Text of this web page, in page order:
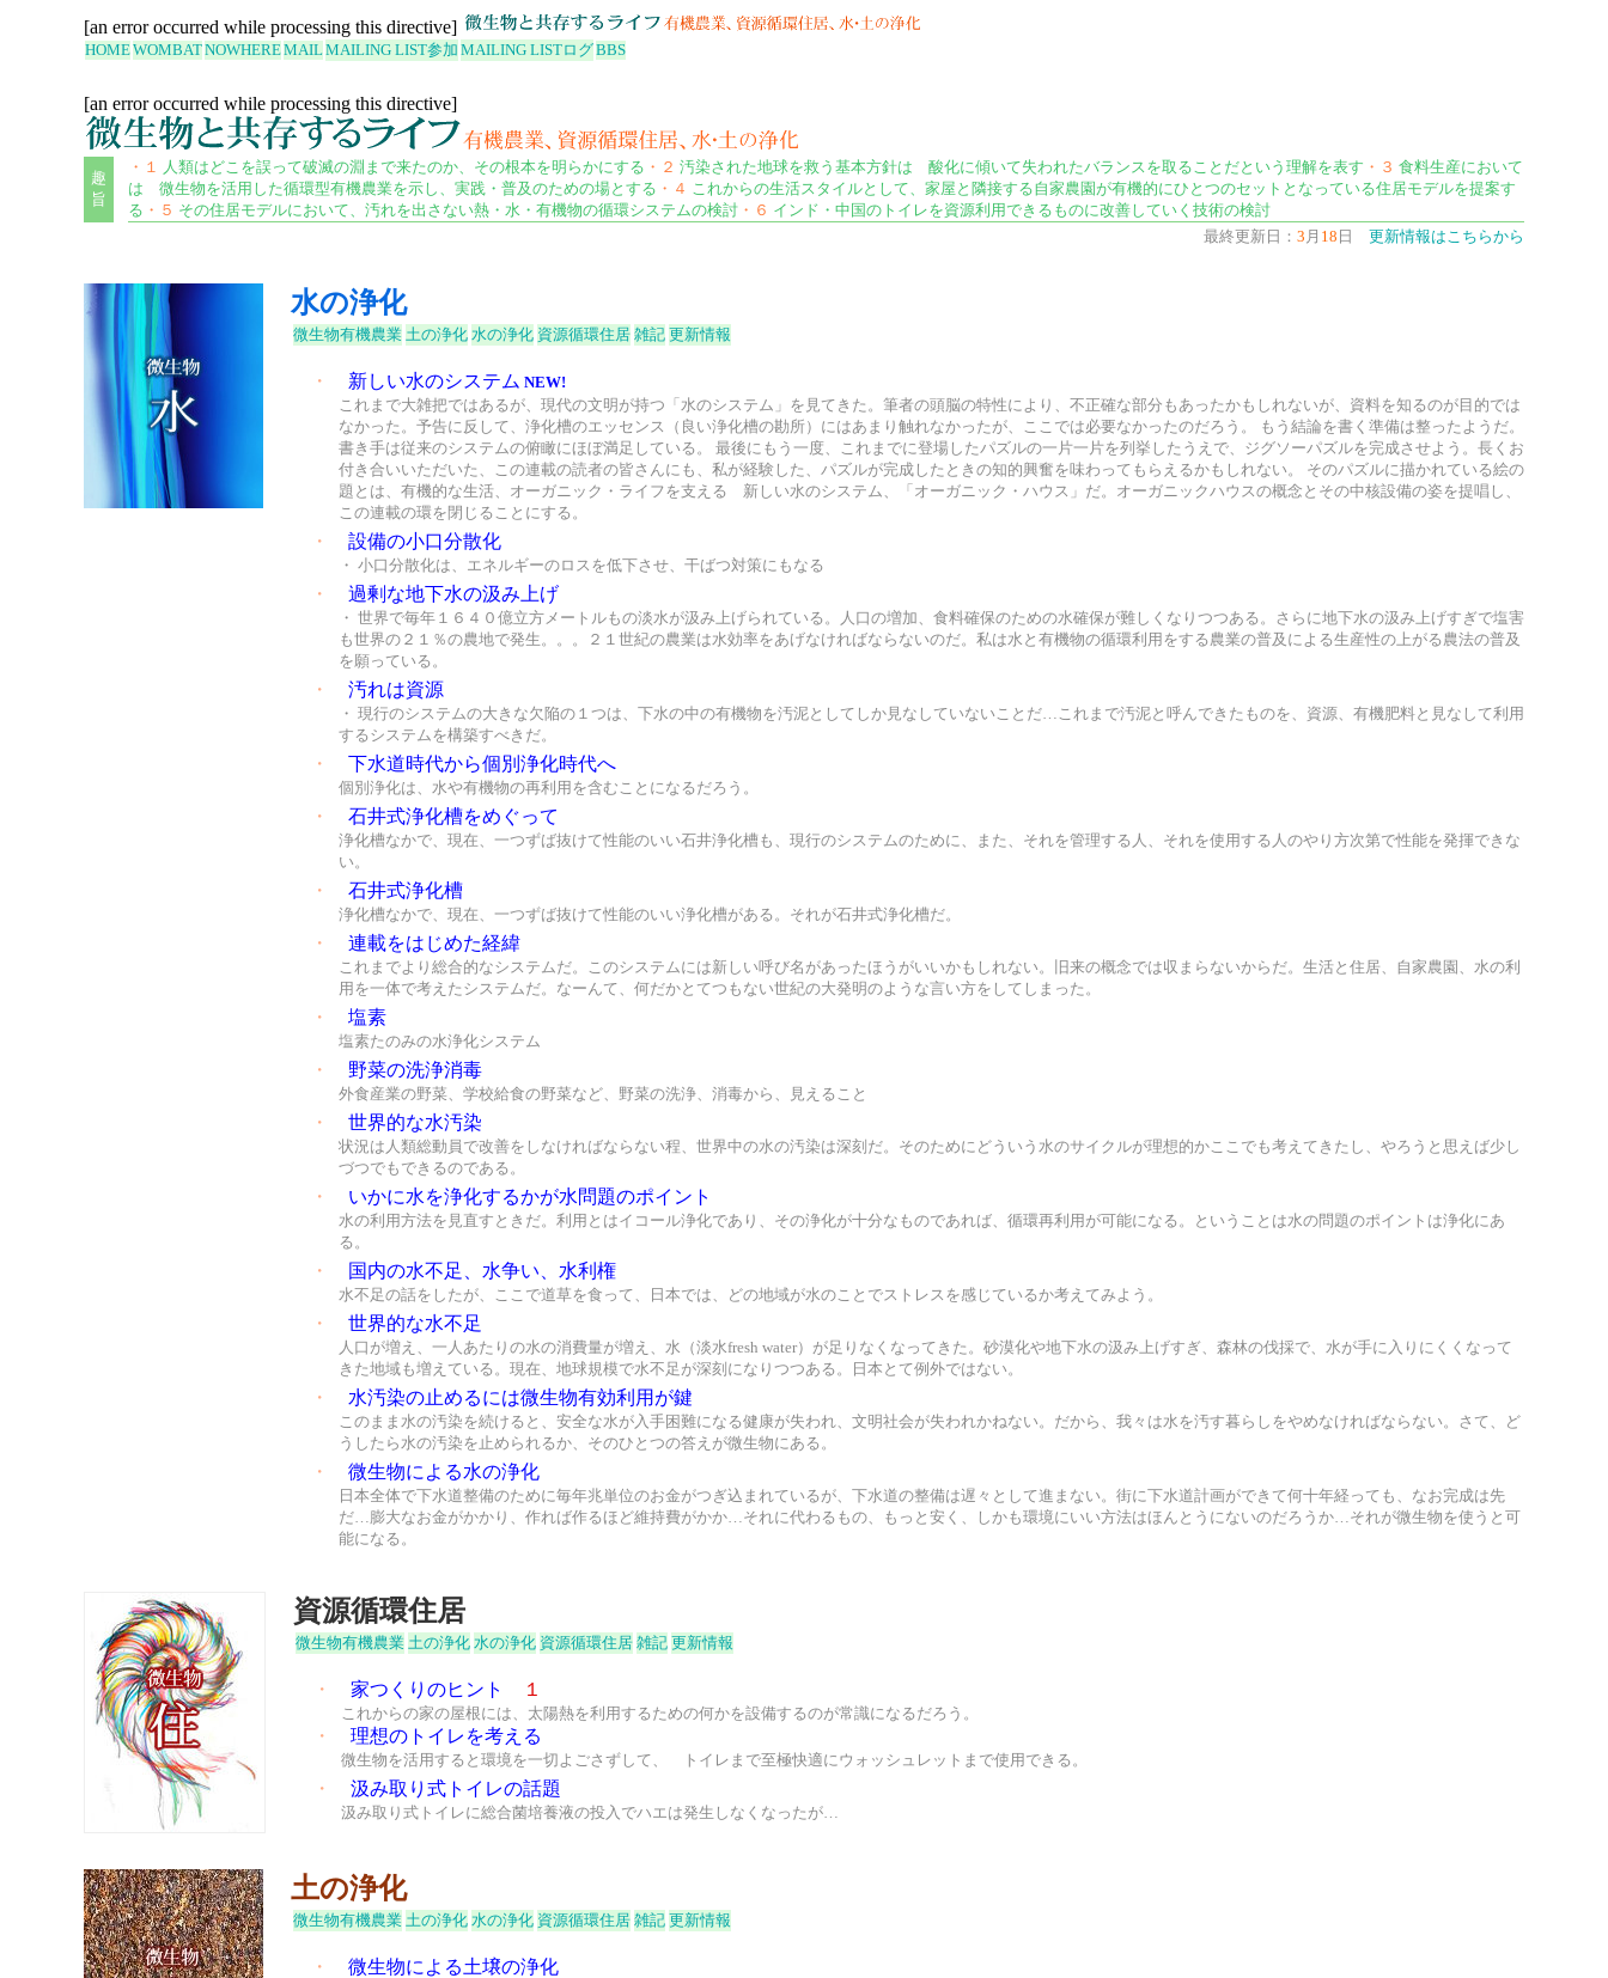
[an error occurred while processing this directive]
HOMEWOMBATNOWHEREMAILMAILING LIST参加 MAILING LISTログBBS
[an error occurred while processing this directive]
趣
旨
・１ 人類はどこを誤って破滅の淵まで来たのか、その根本を明らかにする ・２ 汚染された地球を救う基本方針は 酸化に傾いて失われたバランスを取ることだという理解を表す ・３ 食料生産において
は 微生物を活用した循環型有機農業を示し、実践・普及のための場とする ・４ これからの生活スタイルとして、家屋と隣接する自家農園が有機的にひとつのセットとなっている住居モデルを提案す
る ・５ その住居モデルにおいて、汚れを出さない熱・水・有機物の循環システムの検討 ・６ インド・中国のトイレを資源利用できるものに改善していく技術の検討
最終更新日： 3 月 18 日 更新情報はこちらから
水の浄化
微生物有機農業 土の浄化 水の浄化 資源循環住居 雑記 更新情報
・ 新しい水のシステム NEW!
これまで大雑把ではあるが、現代の文明が持つ「水のシステム」を見てきた。筆者の頭脳の特性により、不正確な部分もあったかもしれないが、資料を知るのが目的では
なかった。予告に反して、浄化槽のエッセンス（良い浄化槽の勘所）にはあまり触れなかったが、ここでは必要なかったのだろう。 もう結論を書く準備は整ったようだ。
書き手は従来のシステムの俯瞰にほぼ満足している。 最後にもう一度、これまでに登場したパズルの一片一片を列挙したうえで、ジグソーパズルを完成させよう。長くお
付き合いいただいた、この連載の読者の皆さんにも、私が経験した、パズルが完成したときの知的興奮を味わってもらえるかもしれない。 そのパズルに描かれている絵の
題とは、有機的な生活、オーガニック・ライフを支える 新しい水のシステム、「オーガニック・ハウス」だ。オーガニックハウスの概念とその中核設備の姿を提唱し、
この連載の環を閉じることにする。
・ 設備の小口分散化
・ 小口分散化は、エネルギーのロスを低下させ、干ばつ対策にもなる
・ 過剰な地下水の汲み上げ
・ 世界で毎年１６４０億立方メートルもの淡水が汲み上げられている。人口の増加、食料確保のための水確保が難しくなりつつある。さらに地下水の汲み上げすぎで塩害
も世界の２１％の農地で発生。。。２１世紀の農業は水効率をあげなければならないのだ。私は水と有機物の循環利用をする農業の普及による生産性の上がる農法の普及
を願っている。
・ 汚れは資源
・ 現行のシステムの大きな欠陥の１つは、下水の中の有機物を汚泥としてしか見なしていないことだ…これまで汚泥と呼んできたものを、資源、有機肥料と見なして利用
するシステムを構築すべきだ。
・ 下水道時代から個別浄化時代へ
個別浄化は、水や有機物の再利用を含むことになるだろう。
・ 石井式浄化槽をめぐって
浄化槽なかで、現在、一つずば抜けて性能のいい石井浄化槽も、現行のシステムのために、また、それを管理する人、それを使用する人のやり方次第で性能を発揮できな
い。
・ 石井式浄化槽
浄化槽なかで、現在、一つずば抜けて性能のいい浄化槽がある。それが石井式浄化槽だ。
・ 連載をはじめた経緯
これまでより総合的なシステムだ。このシステムには新しい呼び名があったほうがいいかもしれない。旧来の概念では収まらないからだ。生活と住居、自家農園、水の利
用を一体で考えたシステムだ。なーんて、何だかとてつもない世紀の大発明のような言い方をしてしまった。
・ 塩素
塩素たのみの水浄化システム
・ 野菜の洗浄消毒
外食産業の野菜、学校給食の野菜など、野菜の洗浄、消毒から、見えること
・ 世界的な水汚染
状況は人類総動員で改善をしなければならない程、世界中の水の汚染は深刻だ。そのためにどういう水のサイクルが理想的かここでも考えてきたし、やろうと思えば少し
づつでもできるのである。
・ いかに水を浄化するかが水問題のポイント
水の利用方法を見直すときだ。利用とはイコール浄化であり、その浄化が十分なものであれば、循環再利用が可能になる。ということは水の問題のポイントは浄化にあ
る。
・ 国内の水不足、水争い、水利権
水不足の話をしたが、ここで道草を食って、日本では、どの地域が水のことでストレスを感じているか考えてみよう。
・ 世界的な水不足
人口が増え、一人あたりの水の消費量が増え、水（淡水fresh water）が足りなくなってきた。砂漠化や地下水の汲み上げすぎ、森林の伐採で、水が手に入りにくくなって
きた地域も増えている。現在、地球規模で水不足が深刻になりつつある。日本とて例外ではない。
・ 水汚染の止めるには微生物有効利用が鍵
このまま水の汚染を続けると、安全な水が入手困難になる健康が失われ、文明社会が失われかねない。だから、我々は水を汚す暮らしをやめなければならない。さて、ど
うしたら水の汚染を止められるか、そのひとつの答えが微生物にある。
・ 微生物による水の浄化
日本全体で下水道整備のために毎年兆単位のお金がつぎ込まれているが、下水道の整備は遅々として進まない。街に下水道計画ができて何十年経っても、なお完成は先
だ…膨大なお金がかかり、作れば作るほど維持費がかか…それに代わるもの、もっと安く、しかも環境にいい方法はほんとうにないのだろうか…それが微生物を使うと可
能になる。
資源循環住居
微生物有機農業 土の浄化 水の浄化 資源循環住居 雑記 更新情報
・ 家つくりのヒント １
これからの家の屋根には、太陽熱を利用するための何かを設備するのが常識になるだろう。
・ 理想のトイレを考える
微生物を活用すると環境を一切よごさずして、 トイレまで至極快適にウォッシュレットまで使用できる。
・ 汲み取り式トイレの話題
汲み取り式トイレに総合菌培養液の投入でハエは発生しなくなったが…
土の浄化
微生物有機農業 土の浄化 水の浄化 資源循環住居 雑記 更新情報
・ 微生物による土壌の浄化